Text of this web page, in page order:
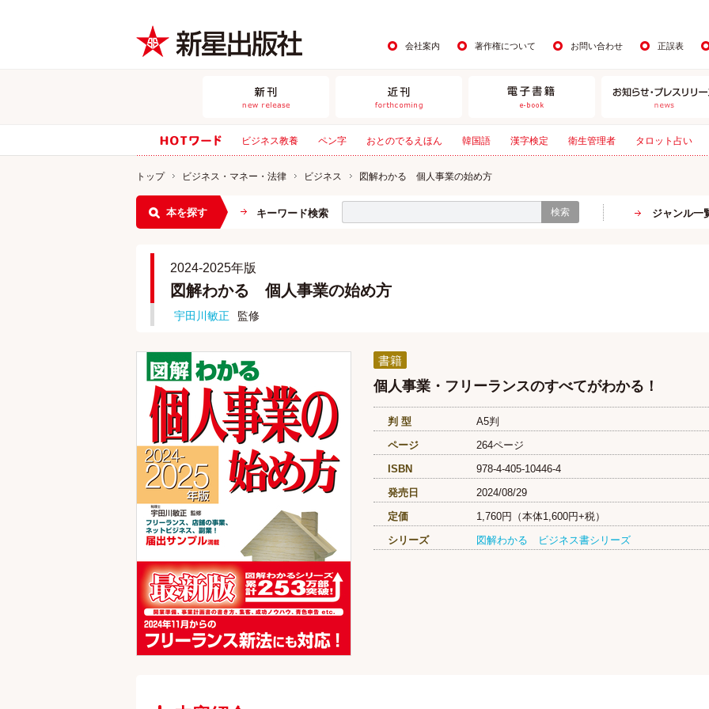
会社案内 著作権について お問い合わせ 正誤表
ビジネス教養 ペン字 おとのでるえほん 韓国語 漢字検定 衛生管理者 タロット占い
トップ ビジネス・マネー・法律 ビジネス 図解わかる 個人事業の始め方
本を探す キーワード検索 検索 ジャンル一
2024-2025年版
図解わかる 個人事業の始め方
宇田川敏正 監修
書籍
個人事業・フリーランスのすべてがわかる！
判 型
A5判
ページ
264ページ
ISBN
978-4-405-10446-4
発売日
2024/08/29
定価
1,760円（本体1,600円+税）
シリーズ
図解わかる ビジネス書シリーズ